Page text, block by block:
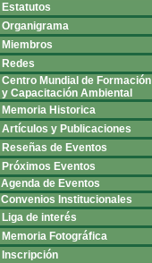
Estatutos
Organigrama
Miembros
Redes
Centro Mundial de Formación
y Capacitación Ambiental
Memoria Historica
Artículos y Publicaciones
Reseñas de Eventos
Próximos Eventos
Agenda de Eventos
Convenios Institucionales
Liga de interés
Memoria Fotográfica
Inscripción